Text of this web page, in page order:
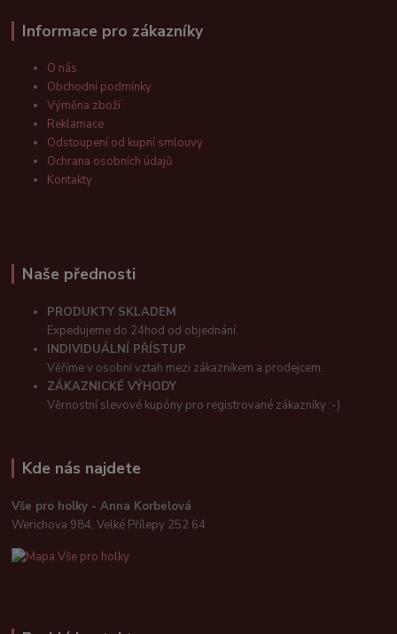
Informace pro zákazníky
O nás
Obchodní podmínky
Výměna zboží
Reklamace
Odstoupení od kupní smlouvy
Ochrana osobních údajů
Kontakty
Naše přednosti
PRODUKTY SKLADEM
Expedujeme do 24hod od objednání.
INDIVIDUÁLNÍ PŘÍSTUP
Věříme v osobní vztah mezi zákazníkem a prodejcem.
ZÁKAZNICKÉ VÝHODY
Věrnostní slevové kupóny pro registrované zákazníky :-)
Kde nás najdete
Vše pro holky - Anna Korbelová
Werichova 984, Velké Přílepy 252 64